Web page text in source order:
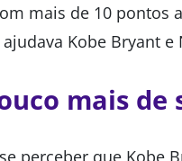
mais de 10 pontos
Kobe Bryant
mais de
perceber que Kobe